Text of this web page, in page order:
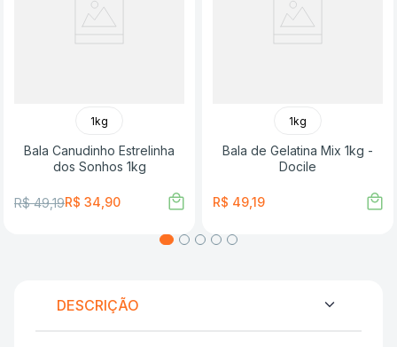
1kg
Bala Canudinho Estrelinha
dos Sonhos 1kg
R$ 49,19R$ 34 90
1kg
Bala de Gelatina Mix 1kg -
Docile
R$ 4919
DESCRIÇÃO